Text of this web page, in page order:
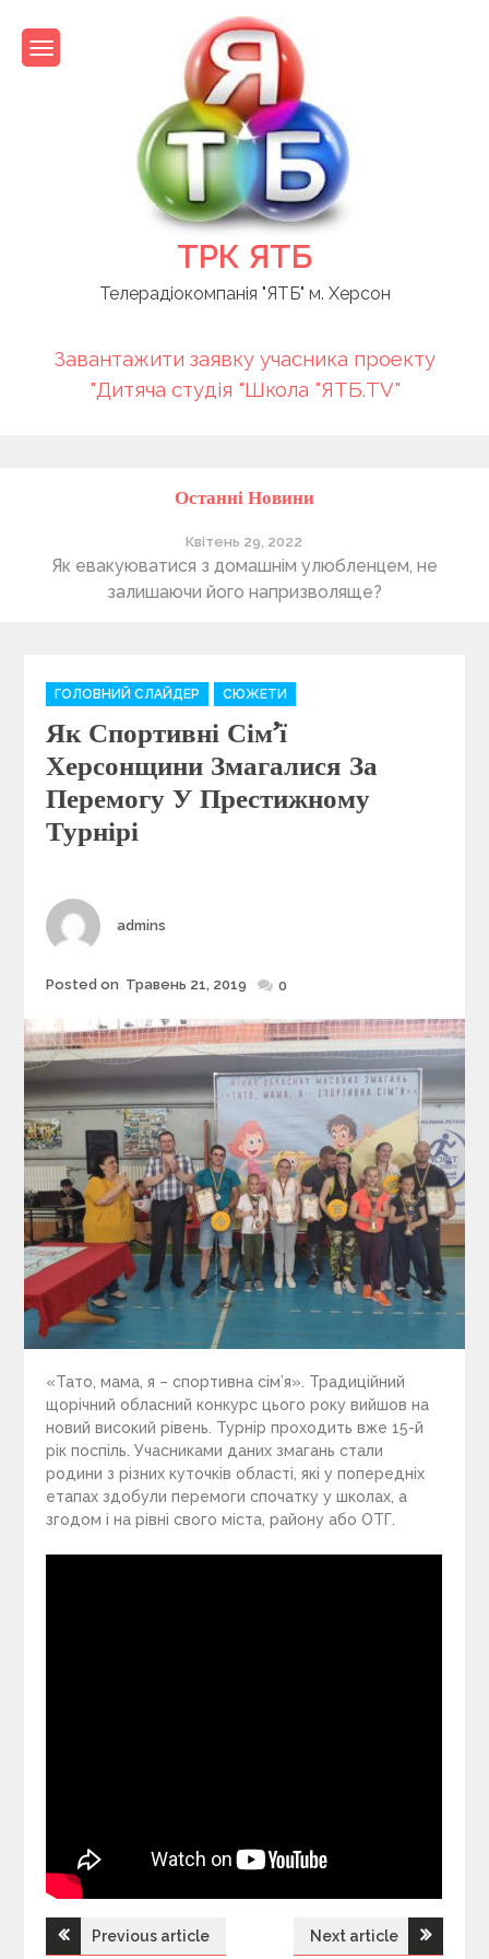
content
ТРК ЯТБ
Телерадіокомпанія "ЯТБ" м. Херсон
Завантажити заявку учасника проекту
"Дитяча студія "Школа "ЯТБ.TV"
Останні Новини
Квітень 29, 2022
Як евакуюватися з домашнім улюбленцем, не
залишаючи його напризволяще?
C
a
t
e
g
r
ГОЛОВНИЙ СЛАЙДЕР СЮЖЕТИ
Як Спортивні Сім’ї
Херсонщини Змагалися За
Перемогу У Престижному
Турнірі
Author
admins
Posted
Posted on Травень 21, 2019 0
«Тато, мама, я – спортивна сім’я». Традиційний
щорічний обласний конкурс цього року вийшов на
новий високий рівень. Турнір проходить вже 15-й
рік поспіль. Учасниками даних змагань стали
родини з різних куточків області, які у попередніх
етапах здобули перемоги спочатку у школах, а
згодом і на рівні свого міста, району або ОТГ.
Previous article Next article